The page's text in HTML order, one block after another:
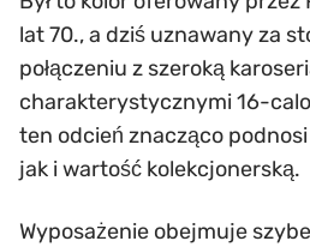
lat 70., a dziś uznawany za
połączeniu z szeroką
charakterystycznymi 16-
ten odcień znacząco
jak i wartość kolekcjonerską.
Wyposażenie obejmuje